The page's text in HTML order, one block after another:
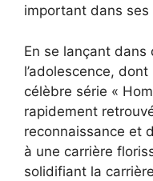
important dans
En se lançant dans
l’adolescence,
célèbre série «
rapidement
reconnaissance et
à une carrière
solidifiant la